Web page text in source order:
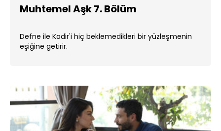
Muhtemel Aşk 7. Bölüm
Defne ile Kadir'i hiç beklemedikleri bir yüzleşmenin
eşiğine getirir.